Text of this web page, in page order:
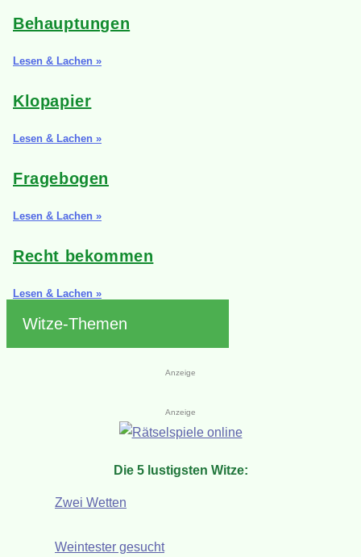
Behauptungen
Lesen & Lachen »
Klopapier
Lesen & Lachen »
Fragebogen
Lesen & Lachen »
Recht bekommen
Lesen & Lachen »
Witze-Themen
Anzeige
Anzeige
Die 5 lustigsten Witze:
Zwei Wetten
Weintester gesucht